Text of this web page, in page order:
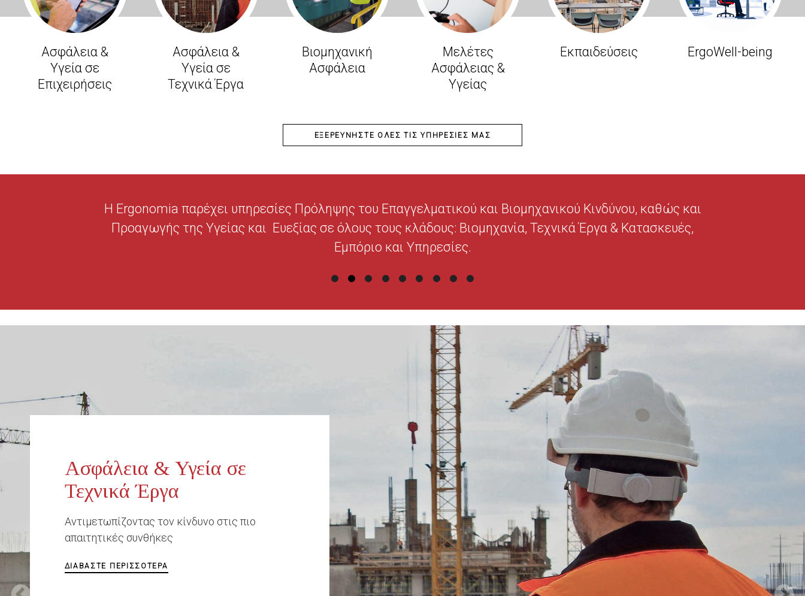
Ασφάλεια &
Υγεία σε
Επιχειρήσεις
Ασφάλεια &
Υγεία σε
Τεχνικά Έργα
Βιομηχανική
Ασφάλεια
Μελέτες
Ασφάλειας &
Υγείας
Εκπαιδεύσεις ErgoWell-being
ΕΞΕΡΕΥΝΉΣΤΕ ΌΛΕΣ ΤΙΣ ΥΠΗΡΕΣΊΕΣ ΜΑΣ
Η Ergonomia παρέχει υπηρεσίες Πρόληψης του Επαγγελματικού και Βιομηχανικού Κινδύνου, καθώς και
Προαγωγής της Υγείας και Ευεξίας σε όλους τους κλάδους: Βιομηχανία, Τεχνικά Έργα & Κατασκευές,
Εμπόριο και Υπηρεσίες.
Ασφάλεια & Υγεία σε
Τεχνικά Έργα
Αντιμετωπίζοντας τον κίνδυνο στις πιο
απαιτητικές συνθήκες
ΔΙΑΒΆΣΤΕ ΠΕΡΙΣΣΌΤΕΡΑ